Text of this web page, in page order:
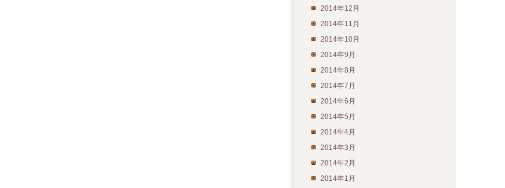
2014年12月
2014年11月
2014年10月
2014年9月
2014年8月
2014年7月
2014年6月
2014年5月
2014年4月
2014年3月
2014年2月
2014年1月